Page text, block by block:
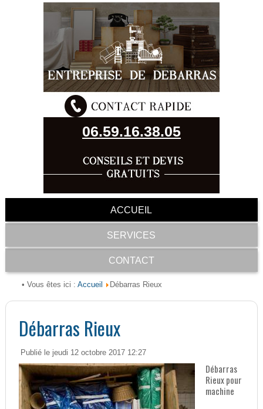
06.59.16.38.05
ACCUEIL
SERVICES
CONTACT
• Vous êtes ici : Accueil Débarras Rieux
Débarras Rieux
Publié le jeudi 12 octobre 2017 12:27
Débarras
Rieux pour
machine